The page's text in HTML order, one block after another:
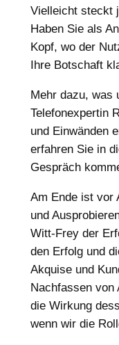
Vielleicht steckt
Haben Sie als
Kopf, wo der
Ihre Botschaft
Mehr dazu, was
Telefonexpertin
und Einwänden
erfahren Sie in
Gespräch
Am Ende ist vor
und
Witt-Frey der
den Erfolg und
Akquise und
Nachfassen von
die Wirkung
wenn wir die